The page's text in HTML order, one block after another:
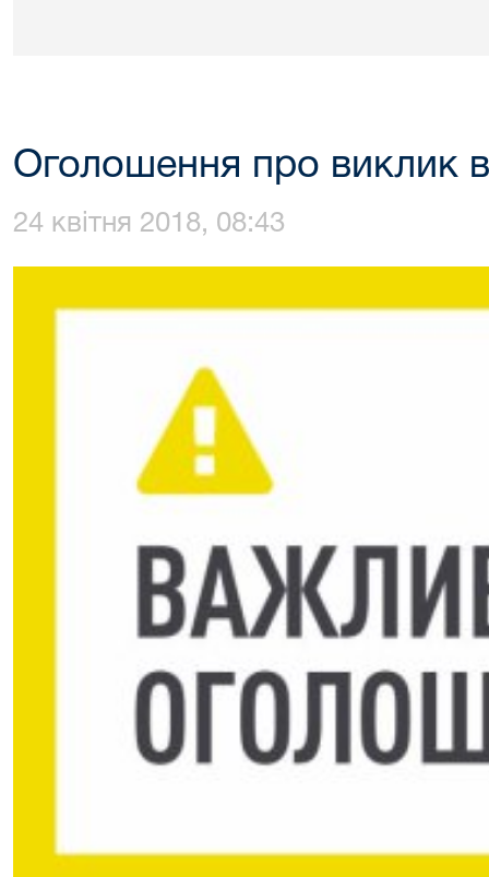
Оголошення про виклик
24 квітня 2018, 08:43